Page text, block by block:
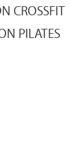
CROSSFIT
PILATES